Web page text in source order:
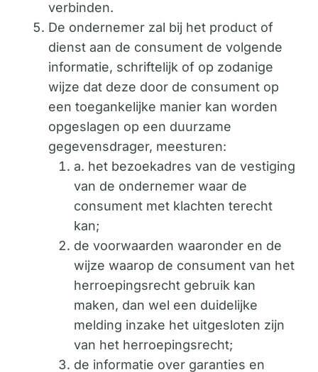
verbinden.
De ondernemer zal bij het product of
dienst aan de consument de volgende
informatie, schriftelijk of op zodanige
wijze dat deze door de consument op
een toegankelijke manier kan worden
opgeslagen op een duurzame
gegevensdrager, meesturen:
a. het bezoekadres van de vestiging
van de ondernemer waar de
consument met klachten terecht
kan;
de voorwaarden waaronder en de
wijze waarop de consument van het
herroepingsrecht gebruik kan
maken, dan wel een duidelijke
melding inzake het uitgesloten zijn
van het herroepingsrecht;
de informatie over garanties en